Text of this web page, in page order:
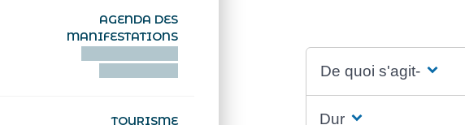
AGENDA DES
MANIFESTATIONS
TOURISME
De quoi s'agit-il ?
Durée